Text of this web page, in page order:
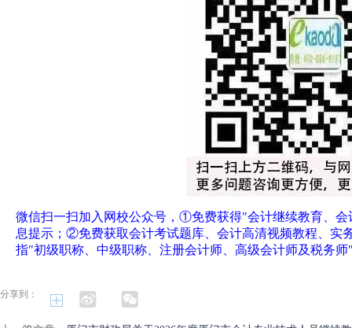
微信扫一扫加入网校公众号，①免费获得"会计继续教育、
息提示；②免费获取会计考试题库、会计高清视频教程、实
指"初级职称、中级职称、注册会计师、高级会计师及税务
分享到：